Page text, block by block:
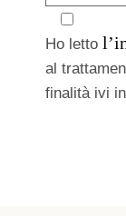
Ho letto
al
finalità ivi